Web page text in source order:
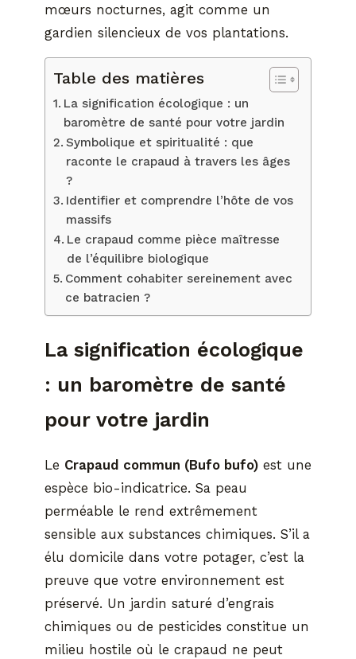
mœurs nocturnes, agit comme un
gardien silencieux de vos plantations.
Table des matières
La signification écologique : un
baromètre de santé pour votre jardin
Symbolique et spiritualité : que
raconte le crapaud à travers les âges
?
Identifier et comprendre l’hôte de vos
massifs
Le crapaud comme pièce maîtresse
de l’équilibre biologique
Comment cohabiter sereinement avec
ce batracien ?
La signification écologique
: un baromètre de santé
pour votre jardin
Le Crapaud commun (Bufo bufo) est une
espèce bio-indicatrice. Sa peau
perméable le rend extrêmement
sensible aux substances chimiques. S’il a
élu domicile dans votre potager, c’est la
preuve que votre environnement est
préservé. Un jardin saturé d’engrais
chimiques ou de pesticides constitue un
milieu hostile où le crapaud ne peut